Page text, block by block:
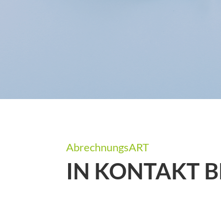
AbrechnungsART
IN KONTAKT